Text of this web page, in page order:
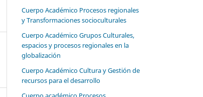
Cuerpo Académico Procesos regionales
y Transformaciones socioculturales
Cuerpo Académico Grupos Culturales,
espacios y procesos regionales en la
globalización
Cuerpo Académico Cultura y Gestión de
recursos para el desarrollo